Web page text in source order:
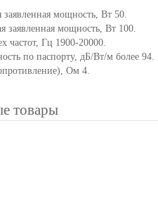
мощность, Вт 50.
заявленная мощность, Вт 100.
частот, Гц 1900-20000.
по паспорту, дБ/Вт/м более 94.
Ом 4.
товары